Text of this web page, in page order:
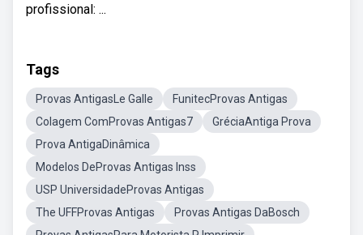
profissional: ...
Tags
Provas AntigasLe Galle
FunitecProvas Antigas
Colagem ComProvas Antigas7
GréciaAntiga Prova
Prova AntigaDinâmica
Modelos DeProvas Antigas Inss
USP UniversidadeProvas Antigas
The UFFProvas Antigas
Provas Antigas DaBosch